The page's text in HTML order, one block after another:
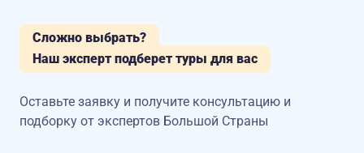
Сложно выбрать?
Наш эксперт подберет туры для вас
Оставьте заявку и получите консультацию и
подборку от экспертов Большой Страны